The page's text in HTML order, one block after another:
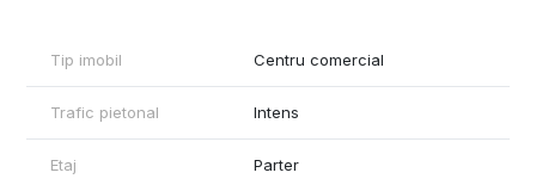
zonă cu trafic pietonal intens, frecventată zilnic de angajații din
💼 Ideal pentru:
fast food / street food premium
Tip imobil Centru comercial
Trafic pietonal Intens
Etaj Parter